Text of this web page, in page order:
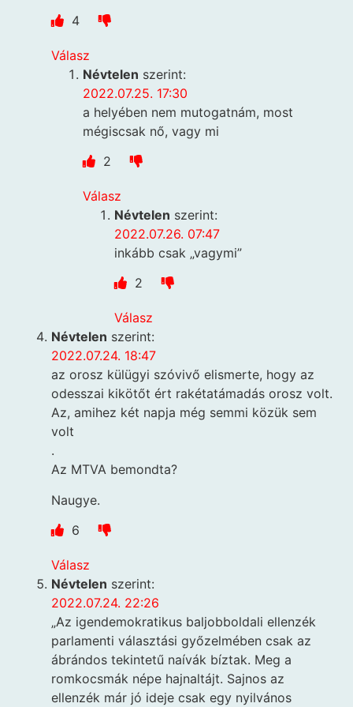
4
Válasz
Névtelen szerint:
2022.07.25. 17:30
a helyében nem mutogatnám, most
mégiscsak nő, vagy mi
2
Válasz
Névtelen szerint:
2022.07.26. 07:47
inkább csak „vagymi”
2
Válasz
Névtelen szerint:
2022.07.24. 18:47
az orosz külügyi szóvivő elismerte, hogy az
odesszai kikötőt ért rakétatámadás orosz volt.
Az, amihez két napja még semmi közük sem
volt
.
Az MTVA bemondta?
Naugye.
6
Válasz
Névtelen szerint:
2022.07.24. 22:26
„Az igendemokratikus baljobboldali ellenzék
parlamenti választási győzelmében csak az
ábrándos tekintetű naívák bíztak. Meg a
romkocsmák népe hajnaltájt. Sajnos az
ellenzék már jó ideje csak egy nyilvános